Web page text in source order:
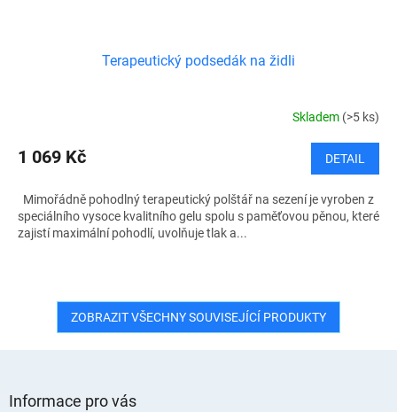
Terapeutický podsedák na židli
Skladem (>5 ks)
1 069 Kč DETAIL
Mimořádně pohodlný terapeutický polštář na sezení je vyroben z
speciálního vysoce kvalitního gelu spolu s paměťovou pěnou, které
zajistí maximální pohodlí, uvolňuje tlak a...
ZOBRAZIT VŠECHNY SOUVISEJÍCÍ PRODUKTY
Informace pro vás